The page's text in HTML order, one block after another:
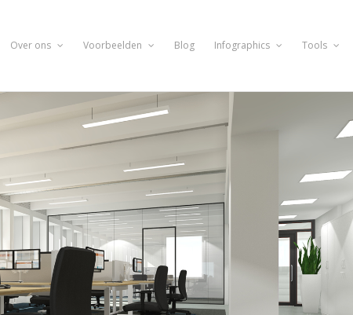
Over ons Voorbeelden Blog Infographics Tools